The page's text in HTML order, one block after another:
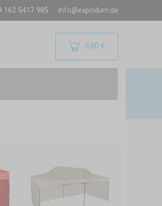
162 5417 985 info@expodum.de
0,00 €